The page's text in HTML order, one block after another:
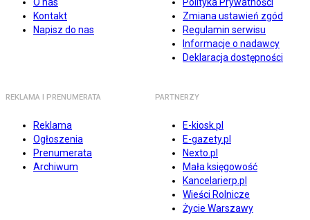
Kontakt
Napisz do nas
Zmiana ustawień zgód
Regulamin serwisu
Informacje o nadawcy
Deklaracja dostępności
REKLAMA I PRENUMERATA
Reklama
Ogłoszenia
Prenumerata
Archiwum
PARTNERZY
E-kiosk.pl
E-gazety.pl
Nexto.pl
Mała księgowość
Kancelarierp.pl
Wieści Rolnicze
Życie Warszawy